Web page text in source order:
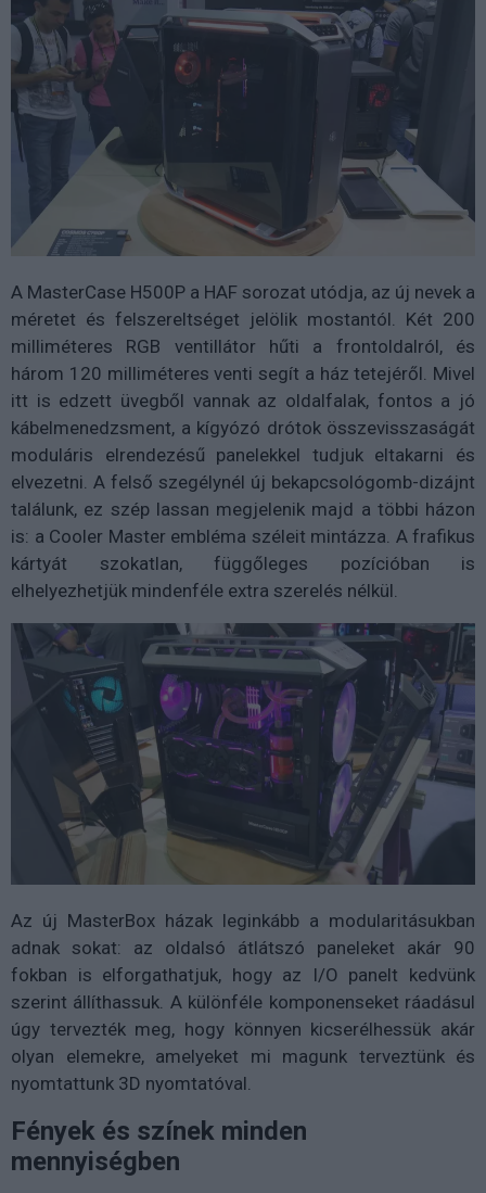
A MasterCase H500P a HAF sorozat utódja, az új nevek a
méretet és felszereltséget jelölik mostantól. Két 200
milliméteres RGB ventillátor hűti a frontoldalról, és
három 120 milliméteres venti segít a ház tetejéről. Mivel
itt is edzett üvegből vannak az oldalfalak, fontos a jó
kábelmenedzsment, a kígyózó drótok összevisszaságát
moduláris elrendezésű panelekkel tudjuk eltakarni és
elvezetni. A felső szegélynél új bekapcsológomb-dizájnt
találunk, ez szép lassan megjelenik majd a többi házon
is: a Cooler Master embléma széleit mintázza. A frafikus
kártyát szokatlan, függőleges pozícióban is
elhelyezhetjük mindenféle extra szerelés nélkül.
Az új MasterBox házak leginkább a modularitásukban
adnak sokat: az oldalsó átlátszó paneleket akár 90
fokban is elforgathatjuk, hogy az I/O panelt kedvünk
szerint állíthassuk. A különféle komponenseket ráadásul
úgy tervezték meg, hogy könnyen kicserélhessük akár
olyan elemekre, amelyeket mi magunk terveztünk és
nyomtattunk 3D nyomtatóval.
Fények és színek minden
mennyiségben